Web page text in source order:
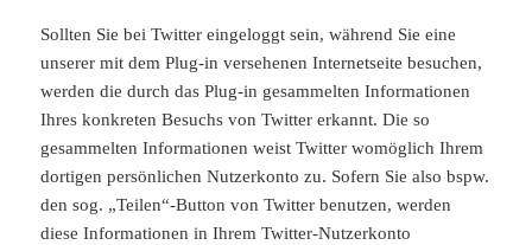
Sollten Sie bei Twitter eingeloggt sein, während Sie eine
unserer mit dem Plug-in versehenen Internetseite besuchen,
werden die durch das Plug-in gesammelten Informationen
Ihres konkreten Besuchs von Twitter erkannt. Die so
gesammelten Informationen weist Twitter womöglich Ihrem
dortigen persönlichen Nutzerkonto zu. Sofern Sie also bspw.
den sog. „Teilen“-Button von Twitter benutzen, werden
diese Informationen in Ihrem Twitter-Nutzerkonto